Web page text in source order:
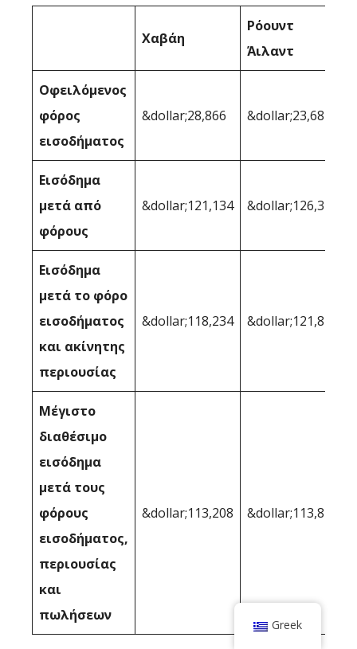
Χαβάη
Ρόουντ
Άιλαντ
Οφειλόμενος
φόρος
εισοδήματος
&dollar;28,866 &dollar;23,682
Εισόδημα
μετά από
φόρους
&dollar;121,134 &dollar;126,318
Εισόδημα
μετά το φόρο
εισοδήματος
και ακίνητης
περιουσίας
&dollar;118,234 &dollar;121,844
Μέγιστο
διαθέσιμο
εισόδημα
μετά τους
φόρους
εισοδήματος,
περιουσίας
και
πωλήσεων
&dollar;113,208 &dollar;113,873
Greek